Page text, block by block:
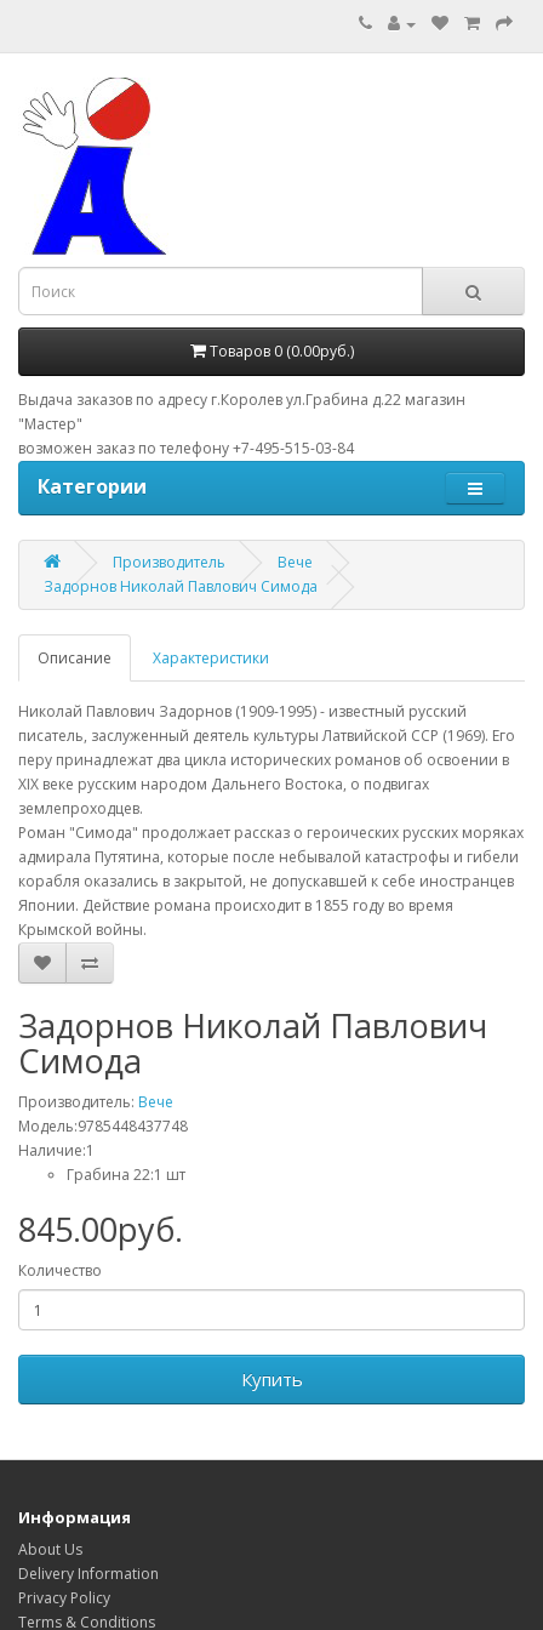
Товаров 0 (0.00руб.)
Выдача заказов по адресу г.Королев ул.Грабина д.22 магазин
"Мастер"
возможен заказ по телефону +7-495-515-03-84
Категории
Производитель
Вече
Задорнов Николай Павлович Симода
Описание Характеристики
Николай Павлович Задорнов (1909-1995) - известный русский
писатель, заслуженный деятель культуры Латвийской ССР (1969). Его
перу принадлежат два цикла исторических романов об освоении в
XIX веке русским народом Дальнего Востока, о подвигах
землепроходцев.
Роман "Симода" продолжает рассказ о героических русских моряках
адмирала Путятина, которые после небывалой катастрофы и гибели
корабля оказались в закрытой, не допускавшей к себе иностранцев
Японии. Действие романа происходит в 1855 году во время
Крымской войны.
Задорнов Николай Павлович
Симода
Производитель: Вече
Модель:9785448437748
Наличие:1
Грабина 22:1 шт
845.00руб.
Количество
Купить
Информация
About Us
Delivery Information
Privacy Policy
Terms & Conditions